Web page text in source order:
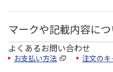
マークや記載内容につ
よくあるお問い合わせ
お支払い方法 注文のキ